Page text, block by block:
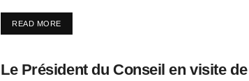
READ MORE
Le Président du Conseil en visite de